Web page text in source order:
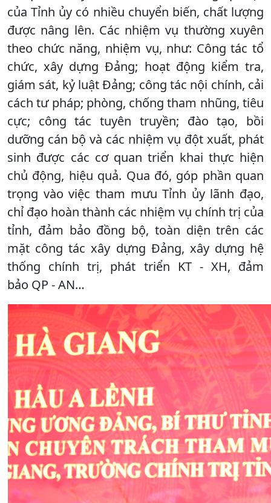
của Tỉnh ủy có nhiều chuyển biến, chất lượng
được nâng lên. Các nhiệm vụ thường xuyên
theo chức năng, nhiệm vụ, như: Công tác tổ
chức, xây dựng Đảng; hoạt động kiểm tra,
giám sát, kỷ luật Đảng; công tác nội chính, cải
cách tư pháp; phòng, chống tham nhũng, tiêu
cực; công tác tuyên truyền; đào tạo, bồi
dưỡng cán bộ và các nhiệm vụ đột xuất, phát
sinh được các cơ quan triển khai thực hiện
chủ động, hiệu quả. Qua đó, góp phần quan
trọng vào việc tham mưu Tỉnh ủy lãnh đạo,
chỉ đạo hoàn thành các nhiệm vụ chính trị của
tỉnh, đảm bảo đồng bộ, toàn diện trên các
mặt công tác xây dựng Đảng, xây dựng hệ
thống chính trị, phát triển KT - XH, đảm
bảo QP - AN…